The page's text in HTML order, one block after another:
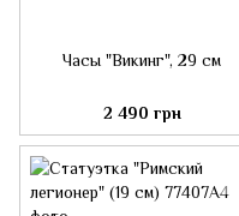
Часы "Викинг", 29 см
2 490 грн